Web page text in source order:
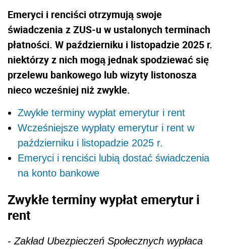
Emeryci i renciści otrzymują swoje
świadczenia z ZUS-u w ustalonych terminach
płatności. W październiku i listopadzie 2025 r.
niektórzy z nich mogą jednak spodziewać się
przelewu bankowego lub wizyty listonosza
nieco wcześniej niż zwykle.
Zwykłe terminy wypłat emerytur i rent
Wcześniejsze wypłaty emerytur i rent w
październiku i listopadzie 2025 r.
Emeryci i renciści lubią dostać świadczenia
na konto bankowe
Zwykłe terminy wypłat emerytur i
rent
- Zakład Ubezpieczeń Społecznych wypłaca